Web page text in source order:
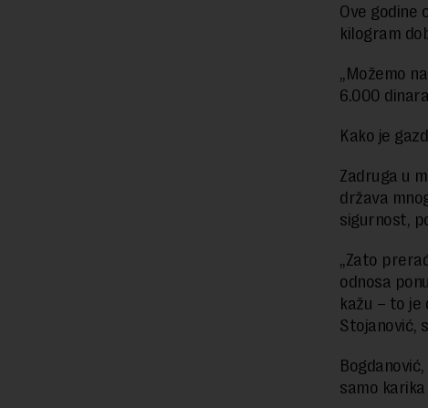
Ove godine
kilogram
„Možemo
6.000
Kako je
Zadruga u
država
sigurnost,
„Zato
odnosa
kažu – to je
Stojanović,
samo